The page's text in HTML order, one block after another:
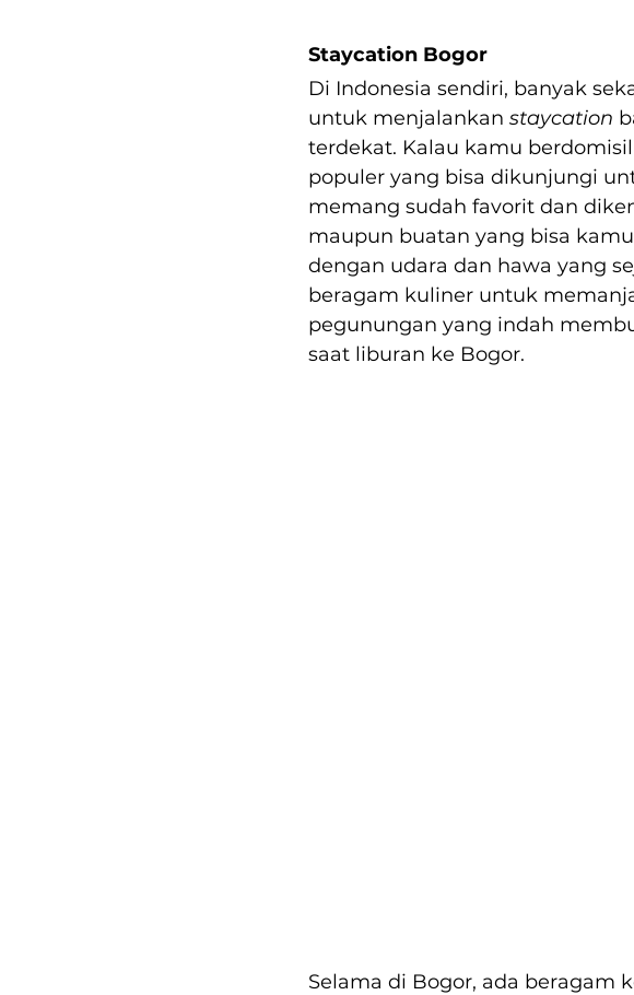
Staycation Bogor
Di Indonesia sendiri, banyak
untuk menjalankan staycation
terdekat. Kalau kamu
populer yang bisa dikunjungi
memang sudah favorit dan
maupun buatan yang bisa
dengan udara dan hawa yang
beragam kuliner untuk
pegunungan yang indah
saat liburan ke Bogor.
Selama di Bogor, ada beragam